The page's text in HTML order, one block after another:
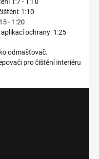
1:10
- 1:20
ochrany: 1:25
odmašťovač.
pro čištění interiéru